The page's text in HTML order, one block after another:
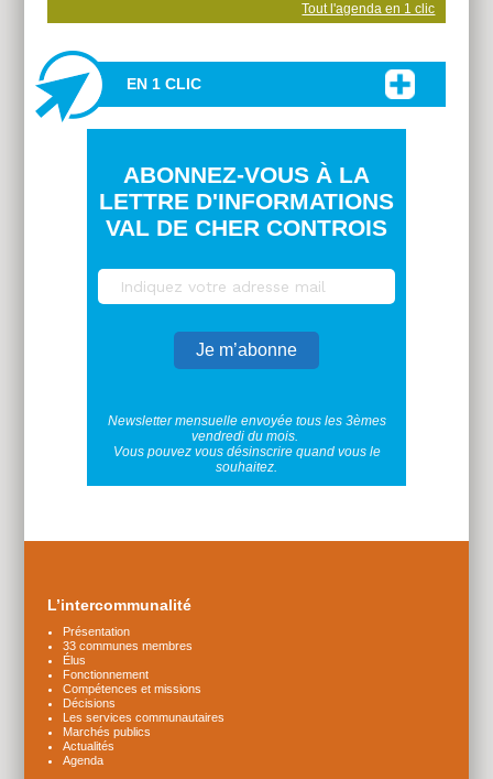
Tout l'agenda en 1 clic
EN 1 CLIC
ABONNEZ-VOUS À LA
LETTRE D'INFORMATIONS
VAL DE CHER CONTROIS
Newsletter mensuelle envoyée tous les 3èmes
vendredi du mois.
Vous pouvez vous désinscrire quand vous le
souhaitez.
L’intercommunalité
Présentation
33 communes membres
Élus
Fonctionnement
Compétences et missions
Décisions
Les services communautaires
Marchés publics
Actualités
Agenda